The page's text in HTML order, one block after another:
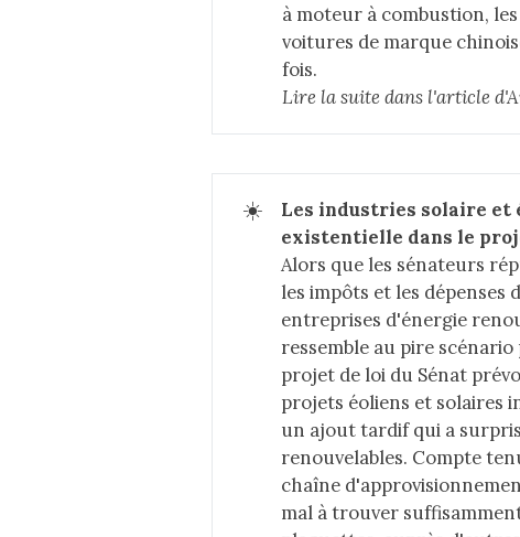
à moteur à combustion,
voitures de marque
fois.
Lire la suite dans l'article
☀️
Les industries solaire et
existentielle dans le
Alors que les sénateurs
les impôts et les dépenses
entreprises d'énergie
ressemble au pire
projet de loi du Sénat
projets éoliens et solaires
un ajout tardif qui a
renouvelables. Compte
chaîne
mal à trouver